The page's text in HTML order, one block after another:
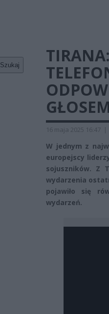
Szukaj
16 maja 2025 16:47 |
W jednym z
europejscy
sojuszników. Z
wydarzenia
pojawiło się
wydarzeń.